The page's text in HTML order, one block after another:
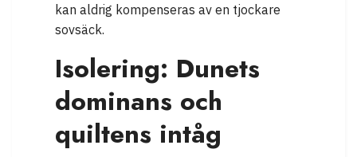
kan aldrig kompenseras av en tjockare
sovsäck.
Isolering: Dunets
dominans och
quiltens intåg